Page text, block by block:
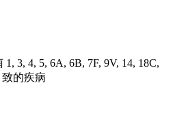
3, 4, 5, 6A, 6B, 7F, 9V, 14, 18C,
致的疾病